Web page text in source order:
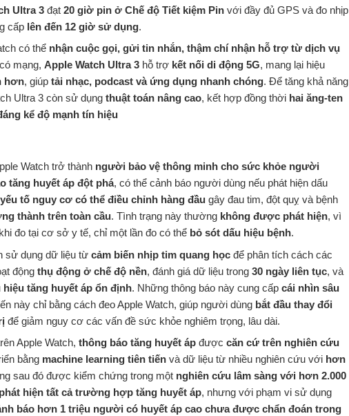
Ultra 3 đạt 20 giờ pin ở Chế độ Tiết kiệm Pin với đầy đủ GPS và đo nhịp
cấp lên đến 12 giờ sử dụng.
có thể nhận cuộc gọi, gửi tin nhắn, thậm chí nhận hỗ trợ từ dịch vụ
mạng, Apple Watch Ultra 3 hỗ trợ kết nối di động 5G, mang lại hiệu
hơn, giúp tải nhạc, podcast và ứng dụng nhanh chóng. Để tăng khả năng
Ultra 3 còn sử dụng thuật toán nâng cao, kết hợp đồng thời hai ăng-ten
kể độ mạnh tín hiệu
Watch trở thành người bảo vệ thông minh cho sức khỏe người
tăng huyết áp đột phá, có thể cảnh báo người dùng nếu phát hiện dấu
yếu tố nguy cơ có thể điều chỉnh hàng đầu gây đau tim, đột quỵ và bệnh
thành trên toàn cầu. Tình trạng này thường không được phát hiện, vì
đo tại cơ sở y tế, chỉ một lần đo có thể bỏ sót dấu hiệu bệnh.
sử dụng dữ liệu từ cảm biến nhịp tim quang học để phân tích cách các
động thụ động ở chế độ nền, đánh giá dữ liệu trong 30 ngày liên tục, và
hiệu tăng huyết áp ổn định. Những thông báo này cung cấp cái nhìn sâu
này chỉ bằng cách đeo Apple Watch, giúp người dùng bắt đầu thay đổi
để giảm nguy cơ các vấn đề sức khỏe nghiêm trọng, lâu dài.
Apple Watch, thông báo tăng huyết áp được căn cứ trên nghiên cứu
bằng machine learning tiên tiến và dữ liệu từ nhiều nghiên cứu với hơn
sau đó được kiểm chứng trong một nghiên cứu lâm sàng với hơn 2.000
hiện tất cả trường hợp tăng huyết áp, nhưng với phạm vi sử dụng
báo hơn 1 triệu người có huyết áp cao chưa được chẩn đoán trong